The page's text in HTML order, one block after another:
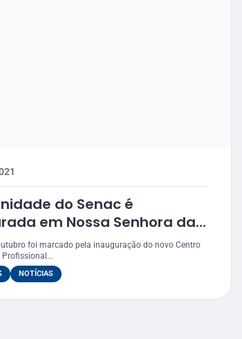
do Senac é
em Nossa Senhora da
prestigiado evento
foi marcado pela inauguração do novo Centro
Profissional...
NOTÍCIAS